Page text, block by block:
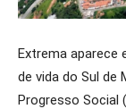
Extrema aparece
de vida do Sul de
Progresso Social